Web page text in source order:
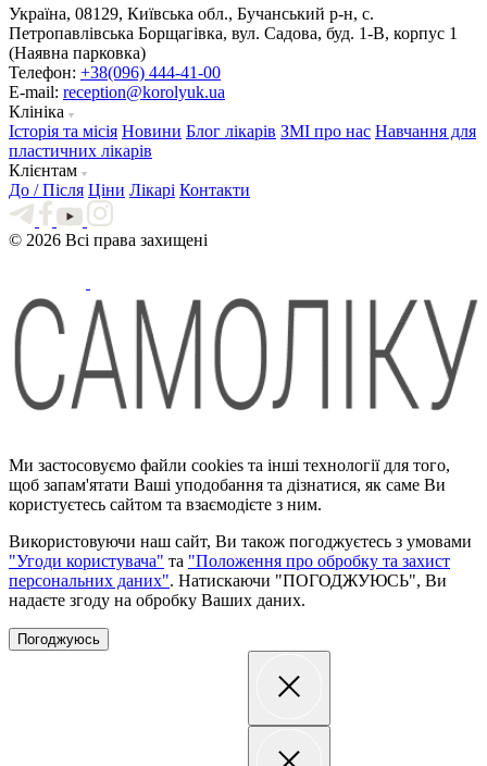
Україна, 08129, Київська обл., Бучанський р-н, с.
Петропавлівська Борщагівка, вул. Садова, буд. 1-В, корпус 1
(Наявна парковка)
Телефон: +38(096) 444-41-00
E-mail: reception@korolyuk.ua
Клініка
Історія та місія Новини Блог лікарів ЗМІ про нас Навчання для
пластичних лікарів
Клієнтам
До / Після Ціни Лікарі Контакти
© 2026 Всі права захищені
Ми застосовуємо файли cookies та інші технології для того,
щоб запам'ятати Ваші уподобання та дізнатися, як саме Ви
користуєтесь сайтом та взаємодієте з ним.
Використовуючи наш сайт, Ви також погоджуєтесь з умовами
"Угоди користувача" та "Положення про обробку та захист
персональних даних". Натискаючи "ПОГОДЖУЮСЬ", Ви
надаєте згоду на обробку Ваших даних.
Погоджуюсь